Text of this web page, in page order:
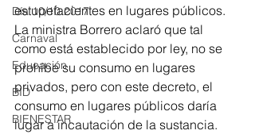
Día 10/10 2017
Carnaval
Educación
BID
BIENESTAR
estupefacientes en lugares públicos.
La ministra Borrero aclaró que tal
como está establecido por ley, no se
prohíbe su consumo en lugares
privados, pero con este decreto, el
consumo en lugares públicos daría
lugar a incautación de la sustancia.